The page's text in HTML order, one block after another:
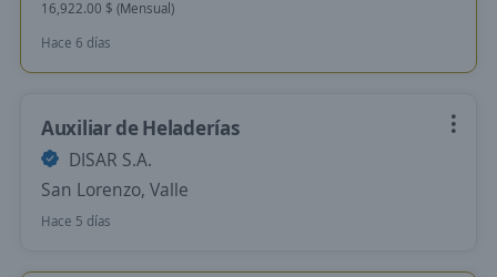
16,922.00 $ (Mensual)
Hace 6 días
Auxiliar de Heladerías
DISAR S.A.
San Lorenzo, Valle
Hace 5 días